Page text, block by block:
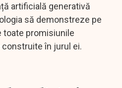
artificială generativă
să demonstreze pe
toate promisiunile
în jurul ei.